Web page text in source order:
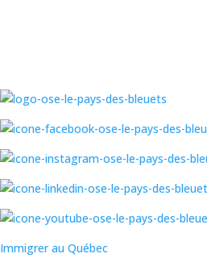
Immigrer au Québec